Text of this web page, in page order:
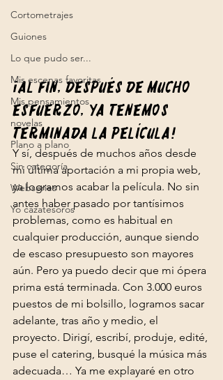
Cortometrajes
Guiones
Lo que pudo ser...
Mis escenas favoritas
Mis pensamientos
novelas
Plano a plano
Sin categoría
Webseries
Yo cazatesoros
¡Al fin, después de mucho
esfuerzo, ya tenemos
terminada la película!
Y sí, después de muchos años desde
mi última aportación a mi propia web,
ya logramos acabar la película. No sin
antes haber pasado por tantísimos
problemas, como es habitual en
cualquier producción, aunque siendo
de escaso presupuesto son mayores
aún. Pero ya puedo decir que mi ópera
prima está terminada. Con 3.000 euros
puestos de mi bolsillo, logramos sacar
adelante, tras año y medio, el
proyecto. Dirigí, escribí, produje, edité,
puse el catering, busqué la música más
adecuada… Ya me explayaré en otro